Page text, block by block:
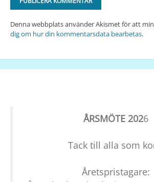
Denna webbplats använder Akismet för att
dig om hur din kommentarsdata bearbetas.
ÅRSMÖTE 2026
Tack till alla som
Åretspristagare: